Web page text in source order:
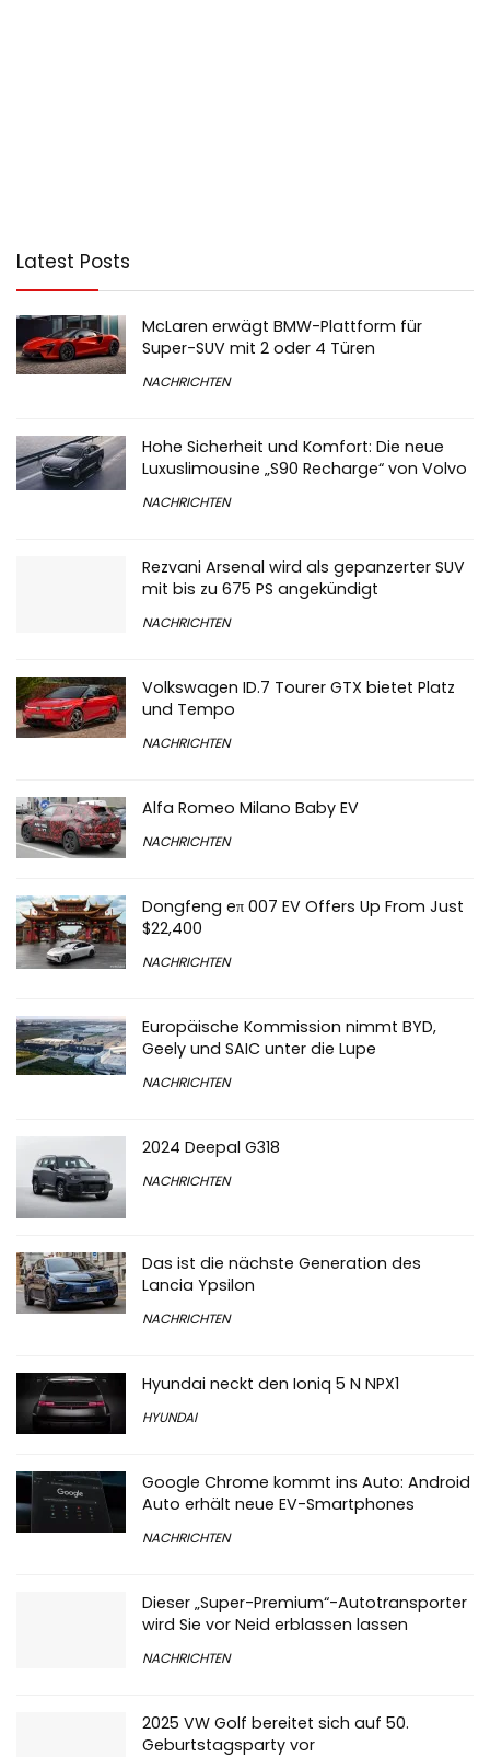
Latest Posts
McLaren erwägt BMW-Plattform für
Super-SUV mit 2 oder 4 Türen
NACHRICHTEN
Hohe Sicherheit und Komfort: Die neue
Luxuslimousine „S90 Recharge“ von Volvo
NACHRICHTEN
Rezvani Arsenal wird als gepanzerter SUV
mit bis zu 675 PS angekündigt
NACHRICHTEN
Volkswagen ID.7 Tourer GTX bietet Platz
und Tempo
NACHRICHTEN
Alfa Romeo Milano Baby EV
NACHRICHTEN
Dongfeng eπ 007 EV Offers Up From Just
$22,400
NACHRICHTEN
Europäische Kommission nimmt BYD,
Geely und SAIC unter die Lupe
NACHRICHTEN
2024 Deepal G318
NACHRICHTEN
Das ist die nächste Generation des
Lancia Ypsilon
NACHRICHTEN
Hyundai neckt den Ioniq 5 N NPX1
HYUNDAI
Google Chrome kommt ins Auto: Android
Auto erhält neue EV-Smartphones
NACHRICHTEN
Dieser „Super-Premium“-Autotransporter
wird Sie vor Neid erblassen lassen
NACHRICHTEN
2025 VW Golf bereitet sich auf 50.
Geburtstagsparty vor